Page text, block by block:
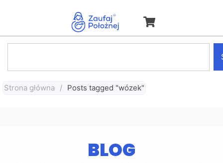
Strona główna / Posts tagged "wózek"
BLOG